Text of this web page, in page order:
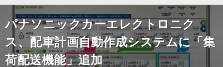
パナソニックカーエレクトロニク
ス、配車計画自動作成システムに「集
荷配送機能」追加